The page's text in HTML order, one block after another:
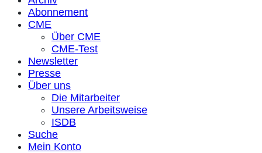
Abonnement
CME
Über CME
CME-Test
Newsletter
Presse
Über uns
Die Mitarbeiter
Unsere Arbeitsweise
ISDB
Suche
Mein Konto